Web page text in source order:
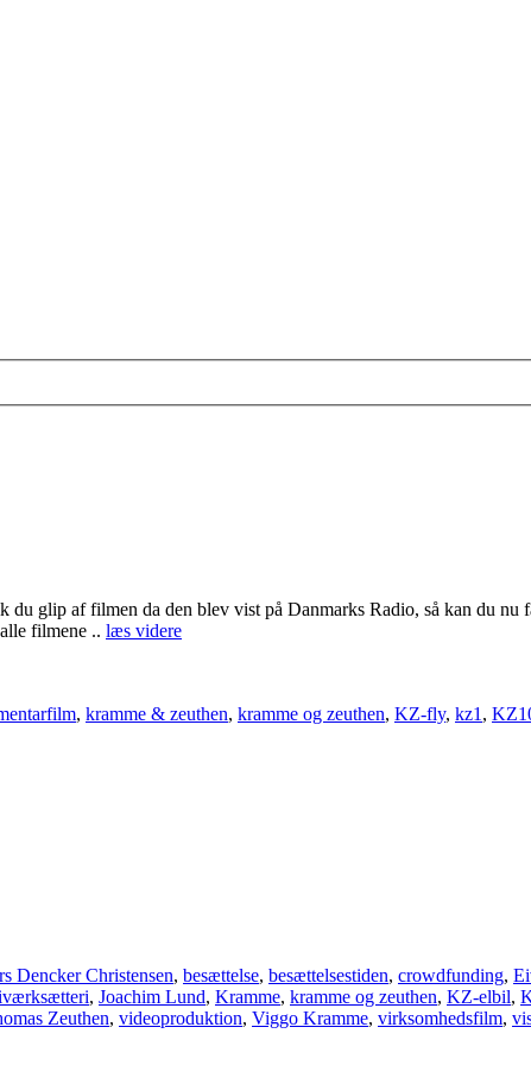
glip af filmen da den blev vist på Danmarks Radio, så kan du nu
filmene .. læs videre
, kramme & zeuthen, kramme og zeuthen, KZ-fly, kz1 ,
Dencker Christensen, besættelse, besættelsestiden, crowdfunding,
, Joachim Lund, Kramme, kramme og zeuthen, KZ-elbil,
Zeuthen, videoproduktion, Viggo Kramme, virksomhedsfilm,